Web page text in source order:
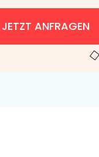
JETZT ANFRAGEN